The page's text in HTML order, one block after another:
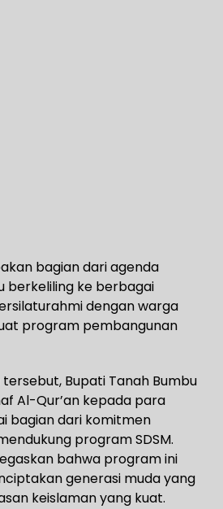
bagian dari agenda
berkeliling ke berbagai
dengan warga
program pembangunan
Bupati Tanah Bumbu
Al-Qur’an kepada para
bagian dari komitmen
program SDSM.
bahwa program ini
generasi muda yang
keislaman yang kuat.